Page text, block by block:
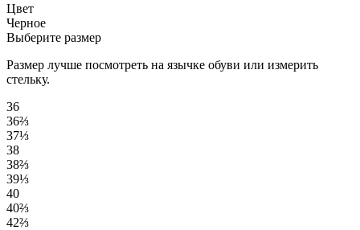
Цвет
Черное
Выберите размер
Размер лучше посмотреть на язычке обуви или измерить
стельку.
36
36⅔
37⅓
38
38⅔
39⅓
40
40⅔
42⅔